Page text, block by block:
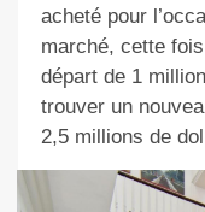
acheté pour
marché, cette
départ de 1
trouver un
2,5 millions de